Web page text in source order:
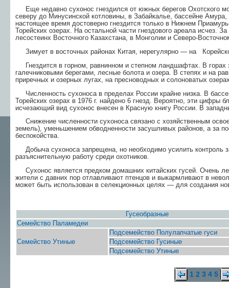
Еще недавно сухонос гнездился от южных бе­регов Охотского
северу до Минусинской котлови­ны, в Забайкалье, бассейне
настоящее время достоверно гнездится только в Нижнем
Торейских озерах. На остальной части гнездового ареа­ла исчез.
лесостеинх Восточного Казахстана, в Монголии и Северо-
Зимует в восточных районах Китая, нерегуляр­но — на
Гнездится в горном, равнинном и степном ланд­шафтах. В горах
галечниковыми берегами, лесные бо­лота и озера. В степях и на
приречных и озер­ных лугах, на пресноводных и солоноватых
Численность сухоноса в пределах России край­не низка. В
Торейских озерах в 1976 г. найдено 6 гнезд. Вероятно, эти цифры
исчезающий вид сухо­нос внесен в Красную книгу России. В
Снижение численности сухоноса связано с хо­зяйственным
земель), уменьшением обводнен­ности засушливых районов, а за
беспокойства.
Добыча сухоноса запрещена, но необходимо усилить контроль
разъяснительную работу среди охотников.
Сухонос является предком домашних китайских гусей. Очень
жители с давних пор отлавливают птенцов и выкармливают в
может быть исполь­зован в селекционных целях — для создания
Гусеобразные
Семейство Паламедеи
Семейство Утиные
Подсемейство Полулапчатые гуси
Подсемейство Гусиные
Подсемейство Утиные
1 2 3 4 5